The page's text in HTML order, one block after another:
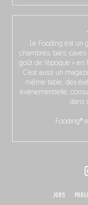
Le Fooding est un
chambres, bars,
goût de l’époque » en
C’est aussi un
même table, des
événementielle,
dans
Fooding®
JOBS